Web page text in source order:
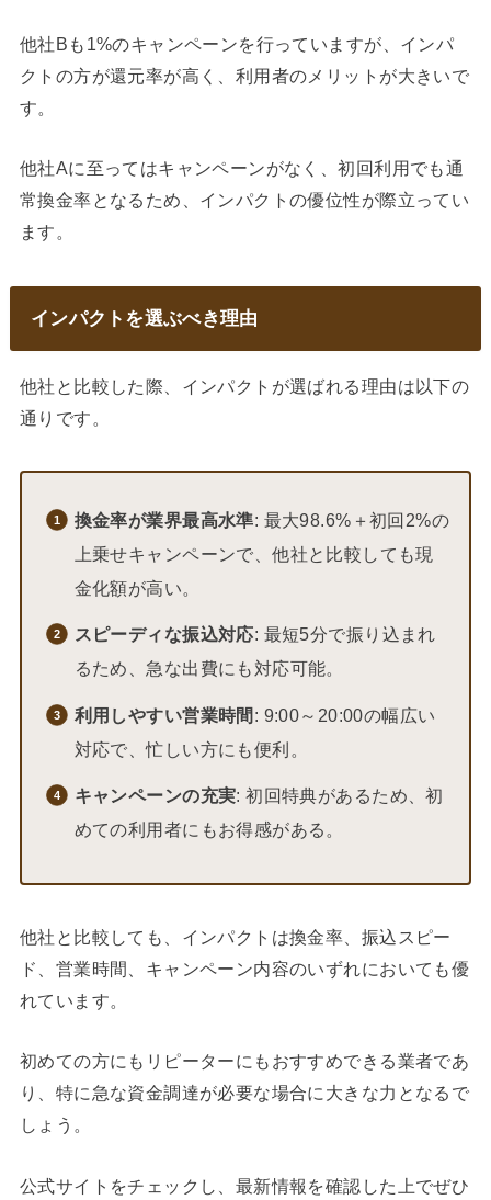
他社Bも1%のキャンペーンを行っていますが、インパ
クトの方が還元率が高く、利用者のメリットが大きいで
す。
他社Aに至ってはキャンペーンがなく、初回利用でも通
常換金率となるため、インパクトの優位性が際立ってい
ます。
インパクトを選ぶべき理由
他社と比較した際、インパクトが選ばれる理由は以下の
通りです。
換金率が業界最高水準: 最大98.6%＋初回2%の
上乗せキャンペーンで、他社と比較しても現
金化額が高い。
スピーディな振込対応: 最短5分で振り込まれ
るため、急な出費にも対応可能。
利用しやすい営業時間 : 9:00～20:00の幅広い
対応で、忙しい方にも便利。
キャンペーンの充実: 初回特典があるため、初
めての利用者にもお得感がある。
他社と比較しても、インパクトは換金率、振込スピー
ド、営業時間、キャンペーン内容のいずれにおいても優
れています。
初めての方にもリピーターにもおすすめできる業者であ
り、特に急な資金調達が必要な場合に大きな力となるで
しょう。
公式サイトをチェックし、最新情報を確認した上でぜひ